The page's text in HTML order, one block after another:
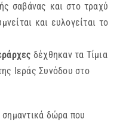
σαβάνας και στο τραχύ
και ευλογείται το
δέχθηκαν τα Τίμια
Ιεράς Συνόδου στο
δώρα που